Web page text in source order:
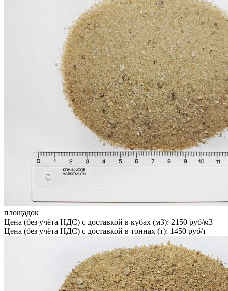
площадок
Цена (без учёта НДС) с доставкой в кубах (м3): 2150 руб/м3
Цена (без учёта НДС) с доставкой в тоннах (т): 1450 руб/т